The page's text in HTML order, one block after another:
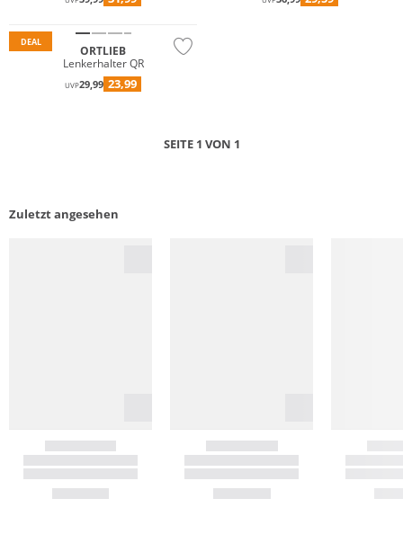
DEAL
ORTLIEB
Lenkerhalter QR
UVP29,99 23,99
SEITE 1 VON 1
Zuletzt angesehen